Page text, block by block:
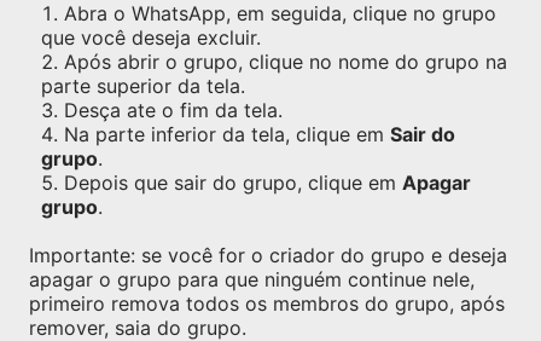
Abra o WhatsApp, em seguida, clique no grupo
que você deseja excluir.
Após abrir o grupo, clique no nome do grupo na
parte superior da tela.
Desça ate o fim da tela.
Na parte inferior da tela, clique em Sair do
grupo.
Depois que sair do grupo, clique em Apagar
grupo.
Importante: se você for o criador do grupo e deseja
apagar o grupo para que ninguém continue nele,
primeiro remova todos os membros do grupo, após
remover, saia do grupo.